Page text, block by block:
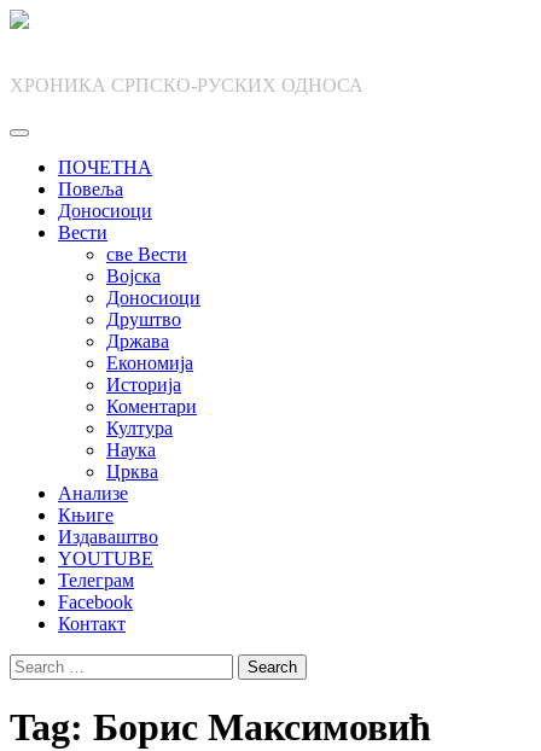
Skip
ХРОНИКА СРПСКО-РУСКИХ ОДНОСА
ПОЧЕТНА
Повеља
Доносиоци
Вести
све Вести
Војска
Доносиоци
Друштво
Држава
Економија
Историја
Коментари
Култура
Наука
Црква
Анализе
Књиге
Издаваштво
YOUTUBE
Телеграм
Facebook
Контакт
Search
for:
Tag: Борис Максимовић